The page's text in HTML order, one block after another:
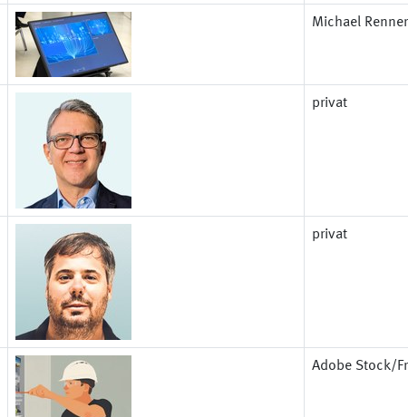
Michael
privat
privat
Adobe Stock/